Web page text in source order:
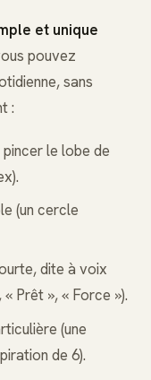
et unique
pouvez
sans
:
le lobe de
(un cercle
dite à voix
Prêt », « Force »).
(une
de 6).